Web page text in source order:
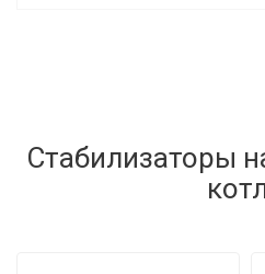
Стабилизаторы